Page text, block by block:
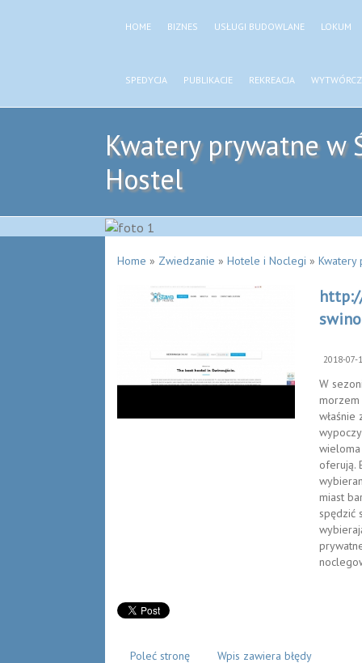
HOME BIZNES USŁUGI BUDOWLANE LOKUM
SPEDYCJA PUBLIKACJE REKREACJA
Kwatery prywatne w
Hostel
Home » Zwiedzanie » Hotele i Noclegi » Kwatery
2018-07-
W
morzem
wieloma
oferują.
miast
spędzić
Poleć stronę Wpis zawiera błędy